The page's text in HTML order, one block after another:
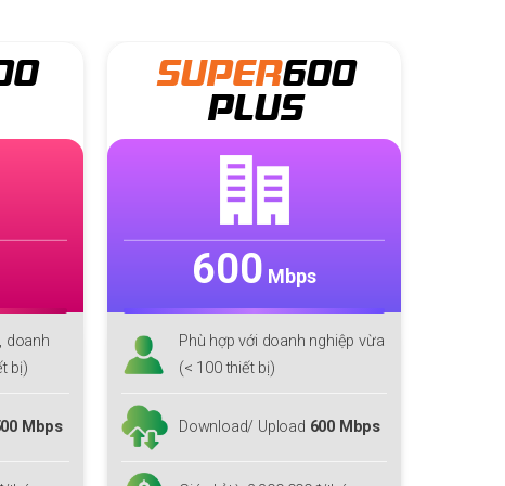
hợp với doanh nghiệp vừa
thiết bị)
Upload 600 Mbps
SUPER
800
Phù hợp với cá nhân, doanh
Download/ Upload